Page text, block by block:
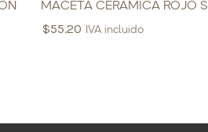
MACETA CERAMICA ROJO S
$55.20 IVA incluido